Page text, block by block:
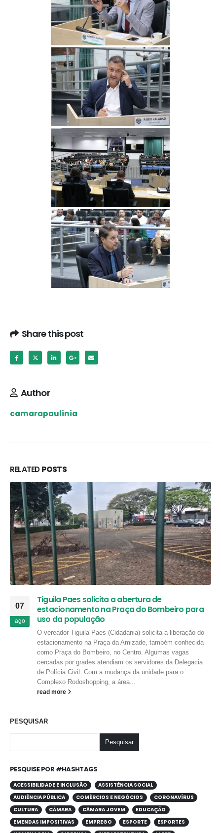
Share this post
Author
camarapaulinia
RELATEDPOSTS
07
ago
Tiguila Paes solicita a abertura de
estacionamento na Praça do Bombeiro para
uso da população
O vereador Tiguila Paes (Cidadania) solicita a liberação do
estacionamento na Praça da Amizade, também conhecida
como Praça do Bombeiro, no Centro. Algumas vagas
cercadas por grades atendiam os servidores da Delegacia
de Polícia Civil. Com a mudança da unidade para o
Complexo Rodoshopping, a área...
read more
PESQUISAR
Pesquisar
PESQUISE POR #HASHTAGS
ACESSIBILIDADE E INCLUSÃO
ASSISTÊNCIA SOCIAL
AUDIÊNCIA PÚBLICA
COMÉRCIOS E NEGÓCIOS
CORONAVÍRUS
CULTURA
CÂMARA CÂMARA JOVEM
EDUCAÇÃO
EMENDAS IMPOSITIVAS
EMPREGO ESPORTE
ESPORTES